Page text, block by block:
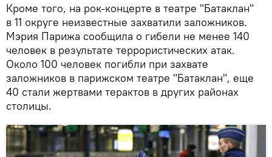
Кроме того, на рок-концерте в театре "Батаклан"
в 11 округе неизвестные захватили заложников.
Мэрия Парижа сообщила о гибели не менее 140
человек в результате террористических атак.
Около 100 человек погибли при захвате
заложников в парижском театре "Батаклан", еще
40 стали жертвами терактов в других районах
столицы.